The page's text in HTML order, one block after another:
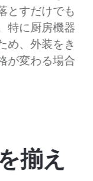
とすだけでも
特に厨房機器
め、外装をき
が変わる場合
揃え